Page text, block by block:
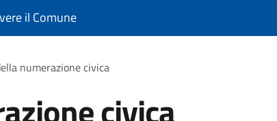
il Comune
numerazione civica